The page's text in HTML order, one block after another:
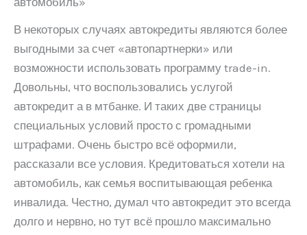
В некоторых случаях автокредиты являются более
выгодными за счет «автопартнерки» или
возможности использовать программу trade-in.
Довольны, что воспользовались услугой
автокредит а в мтбанке. И таких две страницы
специальных условий просто с громадными
штрафами. Очень быстро всё оформили,
рассказали все условия. Кредитоваться хотели на
автомобиль, как семья воспитывающая ребенка
инвалида. Честно, думал что автокредит это всегда
долго и нервно, но тут всё прошло максимально